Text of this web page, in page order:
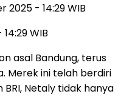
2025 - 14:29 WIB
WIB
asal Bandung, terus
Merek ini telah berdiri
BRI, Netaly tidak hanya